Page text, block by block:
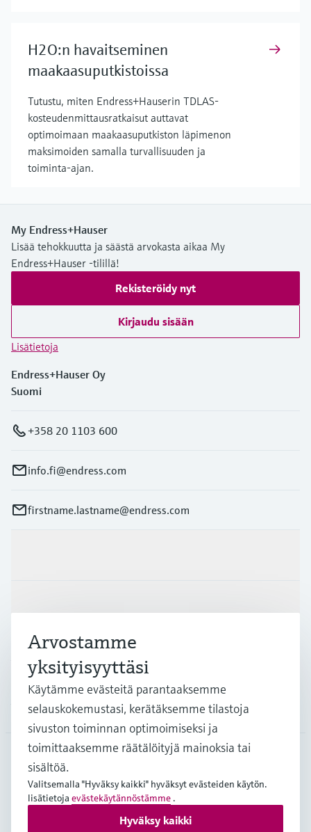
H2O:n havaitseminen
maakaasuputkistoissa
Tutustu, miten Endress+Hauserin TDLAS-
kosteudenmittausratkaisut auttavat
optimoimaan maakaasuputkiston läpimenon
maksimoiden samalla turvallisuuden ja
toiminta-ajan.
My Endress+Hauser
Lisää tehokkuutta ja säästä arvokasta aikaa My
Endress+Hauser -tilillä!
Rekisteröidy nyt
Kirjaudu sisään
Lisätietoja
Endress+Hauser Oy
Suomi
+358 20 1103 600
info.fi@endress.com
firstname.lastname@endress.com
Asiakastuki
Yritys
FIN•
Copyright © Endress+Hauser Group Services AG
Arvostamme
yksityisyyttäsi
Käytämme evästeitä parantaaksemme
selauskokemustasi, kerätäksemme tilastoja
sivuston toiminnan optimoimiseksi ja
toimittaaksemme räätälöityjä mainoksia tai
sisältöä.
Valitsemalla "Hyväksy kaikki" hyväksyt evästeiden käytön.
lisätietoja evästekäytännöstämme .
Hyväksy kaikki